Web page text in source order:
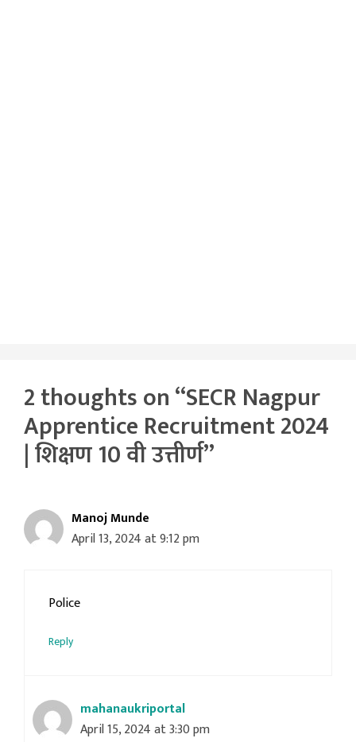
2 thoughts on “SECR Nagpur
Apprentice Recruitment 2024
| शिक्षण 10 वी उत्तीर्ण”
Manoj Munde
April 13, 2024 at 9:12 pm
Police
Reply
mahanaukriportal
April 15, 2024 at 3:30 pm